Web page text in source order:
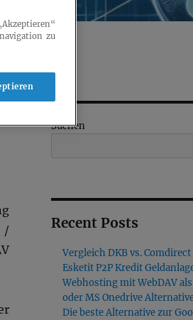
/
Suchen
Recent Posts
Vergleich DKB vs.
Esketit P2P Kredit
Webhosting mit WebDAV
oder MS Onedrive
Die beste Alternative zur
zu